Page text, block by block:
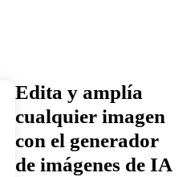
Edita y amplía
cualquier imagen
con el generador
de imágenes de IA